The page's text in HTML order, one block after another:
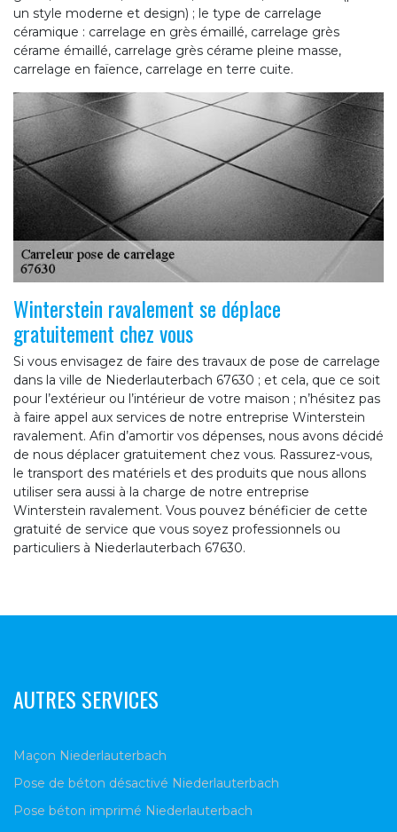
un style moderne et design) ; le type de carrelage
céramique : carrelage en grès émaillé, carrelage grès
cérame émaillé, carrelage grès cérame pleine masse,
carrelage en faïence, carrelage en terre cuite.
Winterstein ravalement se déplace
gratuitement chez vous
Si vous envisagez de faire des travaux de pose de carrelage
dans la ville de Niederlauterbach 67630 ; et cela, que ce soit
pour l’extérieur ou l’intérieur de votre maison ; n’hésitez pas
à faire appel aux services de notre entreprise Winterstein
ravalement. Afin d’amortir vos dépenses, nous avons décidé
de nous déplacer gratuitement chez vous. Rassurez-vous,
le transport des matériels et des produits que nous allons
utiliser sera aussi à la charge de notre entreprise
Winterstein ravalement. Vous pouvez bénéficier de cette
gratuité de service que vous soyez professionnels ou
particuliers à Niederlauterbach 67630.
AUTRES SERVICES
Maçon Niederlauterbach
Pose de béton désactivé Niederlauterbach
Pose béton imprimé Niederlauterbach